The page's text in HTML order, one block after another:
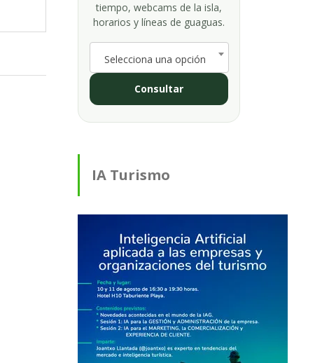
tiempo, webcams de la isla,
horarios y líneas de guaguas.
Selecciona una opción
Consultar
IA Turismo